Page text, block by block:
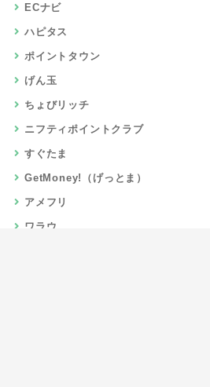
ECナビ
ハピタス
ポイントタウン
げん玉
ちょびリッチ
ニフティポイントクラブ
すぐたま
GetMoney!（げっとま）
アメフリ
ワラウ